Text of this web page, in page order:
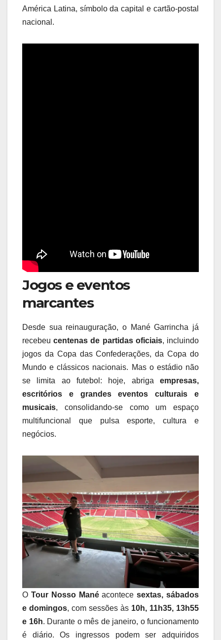
América Latina, símbolo da capital e cartão-postal
nacional.
Jogos e eventos
marcantes
Desde sua reinauguração, o Mané Garrincha já
recebeucentenas de partidas oficiais, incluindo
jogos da Copa das Confederações, da Copa do
Mundo e clássicos nacionais. Mas o estádio não
se limita ao futebol: hoje, abriga empresas,
escritórios e grandes eventos culturais e
musicais, consolidando-se como um espaço
multifuncional que pulsa esporte, cultura e
negócios.
O Tour Nosso Manéacontecesextas, sábados
e domingos, com sessões às 10h, 11h35, 13h55
e 16h. Durante o mês de janeiro, o funcionamento
é diário. Os ingressos podem ser adquiridos